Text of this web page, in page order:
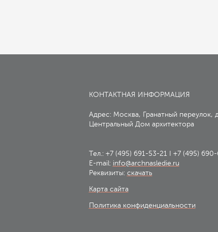
КОНТАКТНАЯ ИНФОРМАЦИЯ
Адрес: Москва, Гранатный переулок,
Центральный Дом архитектора
Тел.: +7 (495) 691-53-21 I +7 (495)
E-mail: info@archnasledie.ru
Реквизиты: скачать
Карта сайта
Политика конфиденциальности